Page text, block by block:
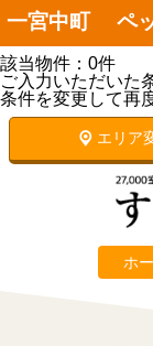
一宮中町 ペ
該当物件：0件
ご入力いただいた
条件を変更して再
エリア
ホ